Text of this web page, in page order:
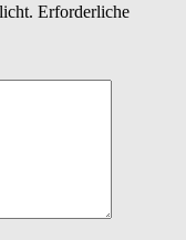
Erforderliche